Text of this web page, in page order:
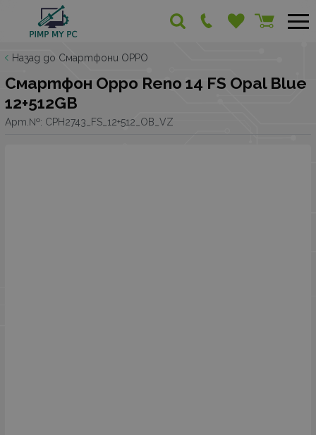
Назад до Смартфони OPPO
Смартфон Oppo Reno 14 FS Opal Blue
12+512GB
Арт.№: CPH2743_FS_12+512_OB_VZ